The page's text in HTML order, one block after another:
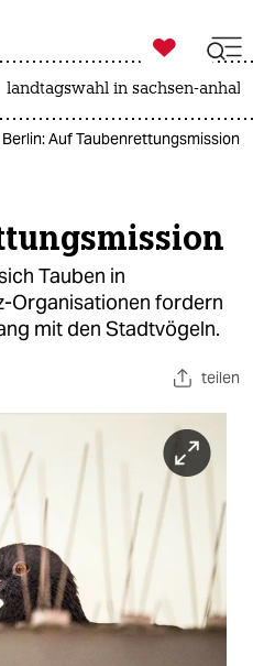
ich

taz zahl ich
landtagswahl in sachsen-anhalt
Auf Taubenrettungsmission
Tauben in
Organisationen fordern
mit den Stadtvögeln.
teilen